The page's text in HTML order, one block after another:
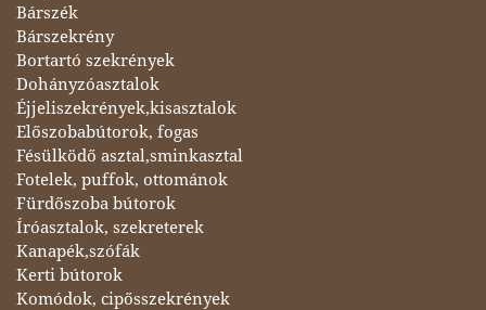
Bárszék
Bárszekrény
Bortartó szekrények
Dohányzóasztalok
Éjjeliszekrények,kisasztalok
Előszobabútorok, fogas
Fésülködő asztal,sminkasztal
Fotelek, puffok, ottománok
Fürdőszoba bútorok
Íróasztalok, szekreterek
Kanapék,szófák
Kerti bútorok
Komódok, cipősszekrények